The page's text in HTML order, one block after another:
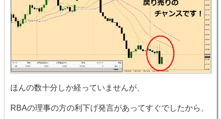
ほんの数十分しか経っていませんが、
RBAの理事の方の利下げ発言があってすぐでしたから、